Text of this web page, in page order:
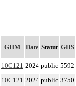
GHM Date Statut GHS
10C121 2024 public 5592
10C121 2024 public 3750